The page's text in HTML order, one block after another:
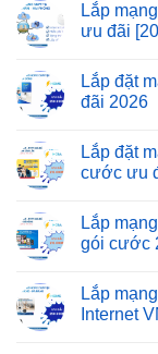
Lắp
ưu đãi
Lắp đặt
đãi 2026
Lắp đặt
cước ưu
Lắp
gói cước
Lắp
Internet